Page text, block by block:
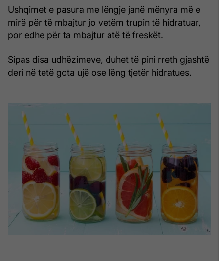
Ushqimet e pasura me lëngje janë mënyra më e
mirë për të mbajtur jo vetëm trupin të hidratuar,
por edhe për ta mbajtur atë të freskët.
Sipas disa udhëzimeve, duhet të pini rreth gjashtë
deri në tetë gota ujë ose lëng tjetër hidratues.